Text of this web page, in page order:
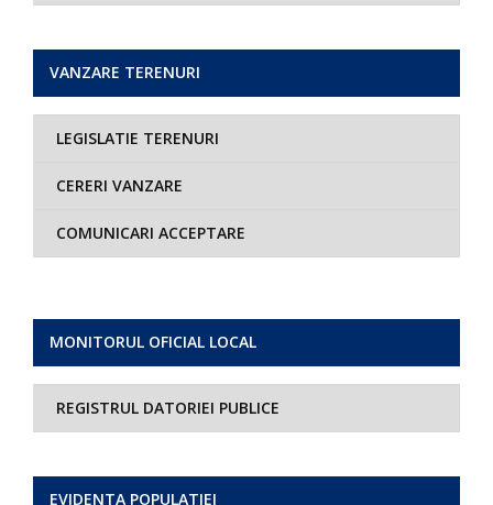
MONITORUL OFICIAL LOCAL
REGISTRUL DATORIEI PUBLICE
EVIDENTA POPULATIEI
VANZARE TERENURI
LEGISLATIE TERENURI
CERERI VANZARE
COMUNICARI ACCEPTARE